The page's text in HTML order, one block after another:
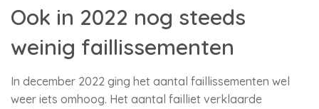
Ook in 2022 nog steeds
weinig faillissementen
In december 2022 ging het aantal faillissementen wel
weer iets omhoog. Het aantal failliet verklaarde